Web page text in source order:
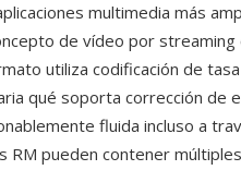
multimedia más
de vídeo por
utiliza codificación de
qué soporta corrección de
fluida incluso a
RM pueden contener